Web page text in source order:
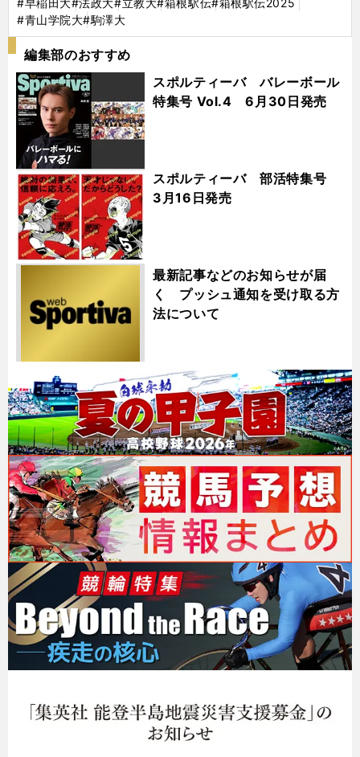
#早稲田大#法政大#立教大#箱根駅伝#箱根駅伝2025
#青山学院大#駒澤大
編集部のおすすめ
スポルティーバ バレーボール
特集号 Vol.4 6月30日発売
スポルティーバ 部活特集号
3月16日発売
最新記事などのお知らせが届
く プッシュ通知を受け取る方
法について